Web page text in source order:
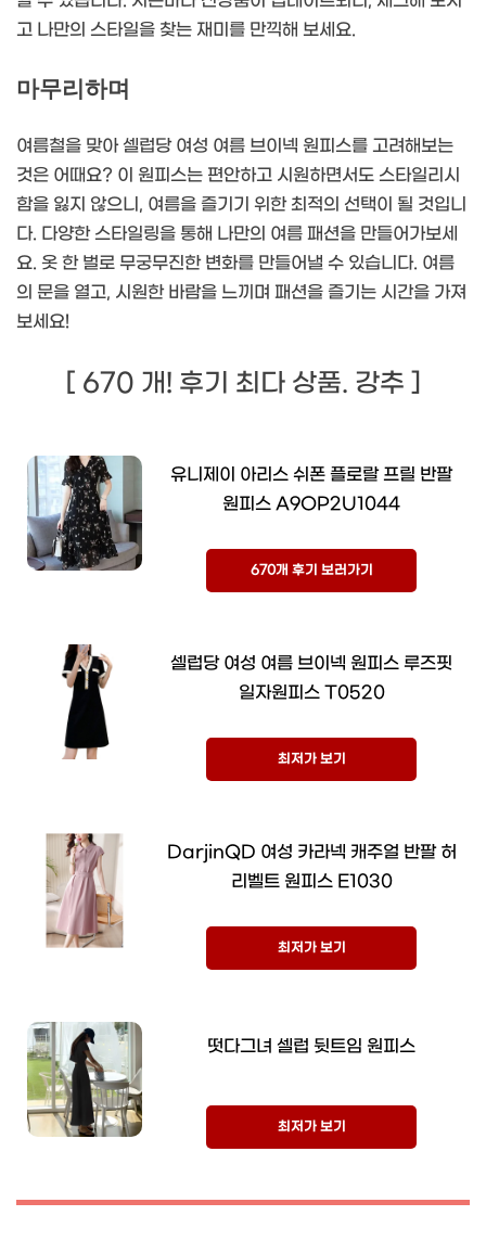
고 나만의 스타일을 찾는 재미를 만끽해 보세요.
마무리하며
여름철을 맞아 셀럽당 여성 여름 브이넥 원피스를 고려해보는
것은 어때요? 이 원피스는 편안하고 시원하면서도 스타일리시
함을 잃지 않으니, 여름을 즐기기 위한 최적의 선택이 될 것입니
다. 다양한 스타일링을 통해 나만의 여름 패션을 만들어가보세
요. 옷 한 벌로 무궁무진한 변화를 만들어낼 수 있습니다. 여름
의 문을 열고, 시원한 바람을 느끼며 패션을 즐기는 시간을 가져
보세요!
[ 670 개! 후기 최다 상품. 강추 ]
유니제이 아리스 쉬폰 플로랄 프릴 반팔
원피스 A9OP2U1044
670개 후기 보러가기
셀럽당 여성 여름 브이넥 원피스 루즈핏
일자원피스 T0520
최저가 보기
DarjinQD 여성 카라넥 캐주얼 반팔 허
리벨트 원피스 E1030
최저가 보기
떳다그녀 셀럽 뒷트임 원피스
최저가 보기